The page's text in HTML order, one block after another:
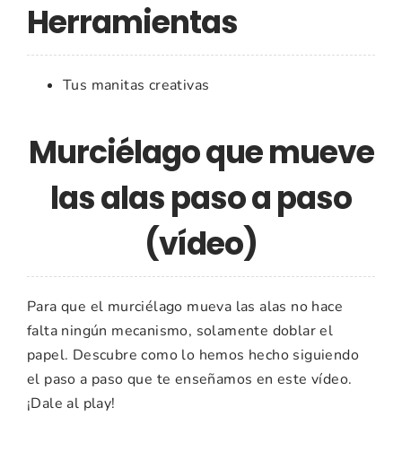
Herramientas
Tus manitas creativas
Murciélago que mueve
las alas paso a paso
(vídeo)
Para que el murciélago mueva las alas no hace
falta ningún mecanismo, solamente doblar el
papel. Descubre como lo hemos hecho siguiendo
el paso a paso que te enseñamos en este vídeo.
¡Dale al play!